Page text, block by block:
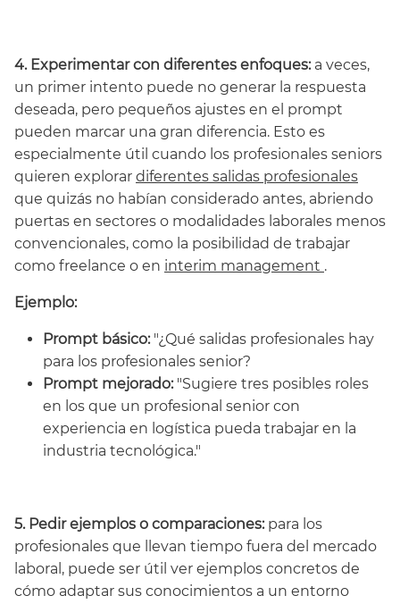
4. Experimentar con diferentes enfoques: a veces,
un primer intento puede no generar la respuesta
deseada, pero pequeños ajustes en el prompt
pueden marcar una gran diferencia. Esto es
especialmente útil cuando los profesionales seniors
quieren explorar diferentes salidas profesionales
que quizás no habían considerado antes, abriendo
puertas en sectores o modalidades laborales menos
convencionales, como la posibilidad de trabajar
como freelance o en interim management .
Ejemplo:
Prompt básico: "¿Qué salidas profesionales hay
para los profesionales senior?
Prompt mejorado: "Sugiere tres posibles roles
en los que un profesional senior con
experiencia en logística pueda trabajar en la
industria tecnológica."
5. Pedir ejemplos o comparaciones: para los
profesionales que llevan tiempo fuera del mercado
laboral, puede ser útil ver ejemplos concretos de
cómo adaptar sus conocimientos a un entorno